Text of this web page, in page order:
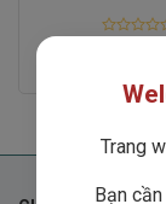
Trang
Bạn